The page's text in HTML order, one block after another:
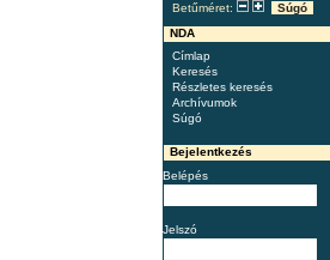
Betűméret:
Súgó
NDA
Címlap
Keresés
Részletes keresés
Archívumok
Súgó
Bejelentkezés
Belépés
Jelszó